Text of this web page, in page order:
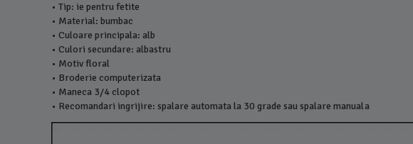
• Tip: ie pentru fetite
• Material: bumbac
• Culoare principala: alb
• Culori secundare: albastru
• Motiv floral
• Broderie computerizata
• Maneca 3/4 clopot
• Recomandari ingrijire: spalare automata la 30 grade sau spalare manuala